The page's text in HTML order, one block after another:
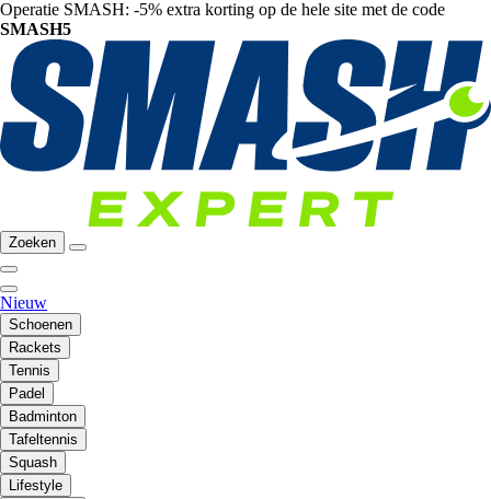
Operatie SMASH: -5% extra korting op de hele site met de code
SMASH5
Zoeken
Nieuw
Schoenen
Rackets
Tennis
Padel
Badminton
Tafeltennis
Squash
Lifestyle